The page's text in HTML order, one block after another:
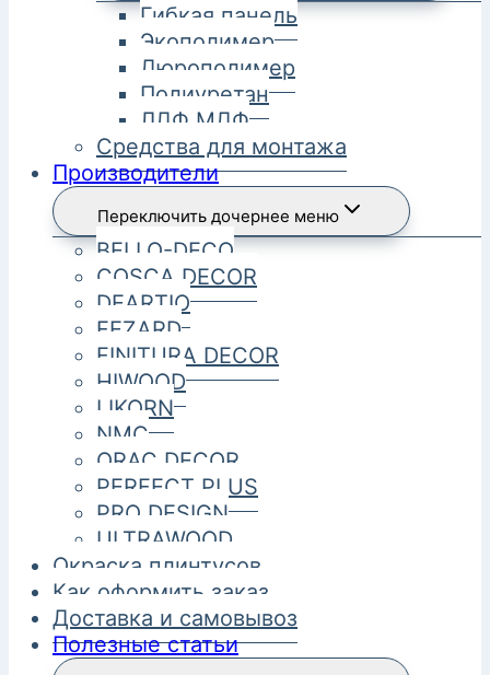
Гибкая панель
Экополимер
Дюрополимер
Полиуретан
ЛДФ МДФ
Средства для монтажа
Производители
Переключить дочернее меню
BELLO-DECO
COSCA DECOR
DEARTIO
FEZARD
FINITURA DECOR
HIWOOD
LIKORN
NMC
ORAC DECOR
PERFECT PLUS
PRO DESIGN
ULTRAWOOD
Окраска плинтусов
Как оформить заказ
Доставка и самовывоз
Полезные статьи